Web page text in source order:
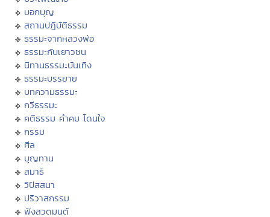
บอกบุญ
สถานปฏิบัติธรรม
ธรรมะจากหลวงพ่อ
ธรรมะกับเยาวชน
นิทานธรรมะบันเทิง
ธรรมะบรรยาย
บทความธรรมะ
กวีธรรมะ
คติธรรม คำคม โดนใจ
กรรม
ศีล
บุญทาน
สมาธิ
วิปัสสนา
ปริวาสกรรม
ฟังสวดมนต์